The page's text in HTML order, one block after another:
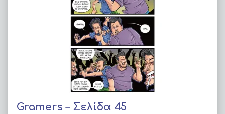
Gramers – Σελίδα 45